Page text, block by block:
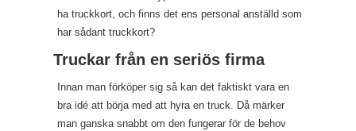
ha truckkort, och finns det ens personal anställd som
har sådant truckkort?
Truckar från en seriös firma
Innan man förköper sig så kan det faktiskt vara en
bra idé att börja med att hyra en truck. Då märker
man ganska snabbt om den fungerar för de behov